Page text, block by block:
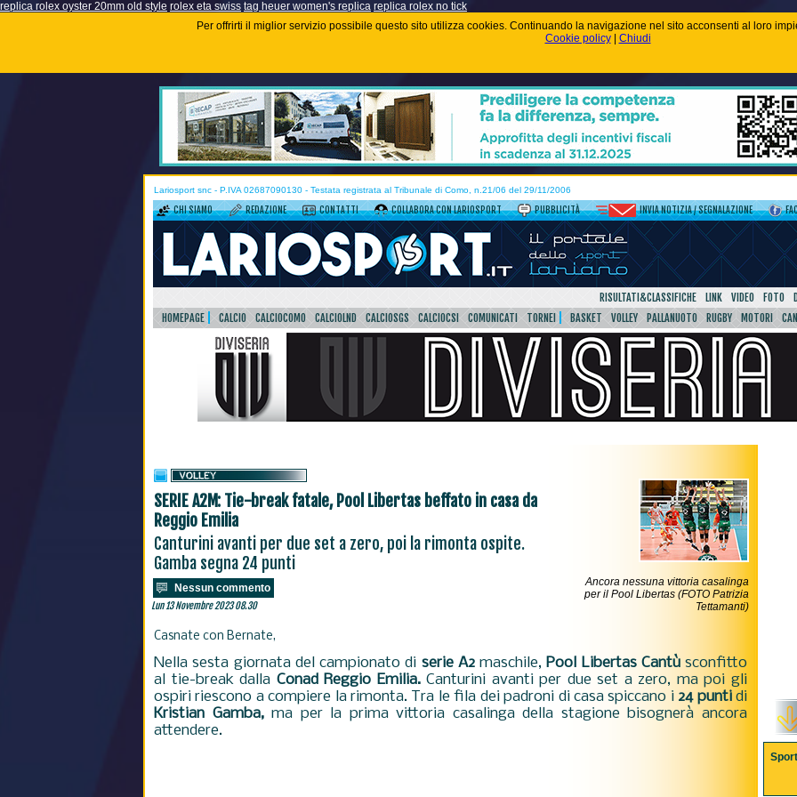
replica rolex oyster 20mm old style rolex eta swiss tag heuer women's replica replica rolex no tick
Per offrirti il miglior servizio possibile questo sito utilizza cookies. Continuando la navigazione nel sito acconsenti al loro
Cookie policy| Chiudi
Lariosport snc - P.IVA 02687090130 - Testata registrata al Tribunale di Como, n.21/06 del 29/11/2006
CHI SIAMO REDAZIONE CONTATTI COLLABORA CON LARIOSPORT PUBBLICITÀ INVIA NOTIZIA / SEGNALAZIONE
RISULTATI&CLASSIFICHE LINK VIDEO FOTO
HOMEPAGE
CALCIO CALCIOCOMO CALCIOLND CALCIOSGS CALCIOCSI COMUNICATI TORNEI BASKET VOLLEY PALLANUOTO RUGBY MOTORI
SERIE A2M: Tie-break fatale, Pool Libertas beffato in casa da
Reggio Emilia
Canturini avanti per due set a zero, poi la rimonta ospite.
Gamba segna 24 punti
Nessun commento
Lun 13 Novembre 2023 08.30
Ancora nessuna vittoria casalinga
per il Pool Libertas (FOTO Patrizia
Tettamanti)
Casnate con Bernate,
Nella sesta giornata del campionato di serie A2maschile,Pool Libertas Cantùsconfitto
al tie-break dalla Conad Reggio Emilia.Canturini avanti per due set a zero, ma poi gli
ospiri riescono a compiere la rimonta. Tra le fila dei padroni di casa spiccano i24 puntidi
Kristian Gamba,ma per la prima vittoria casalinga della stagione bisognerà ancora
attendere.
Sport